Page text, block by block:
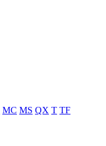
MC MS QX T TF